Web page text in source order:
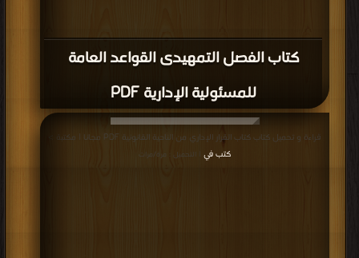
كتاب الفصل التمهيدى القواعد العامة
للمسئولية الإدارية PDF
قراءة و تحميل كتاب كتاب القرار الإداري من الناحية القانونية PDF مجانا | مكتبة >
كتب في
| التحميل : مرة/مرات